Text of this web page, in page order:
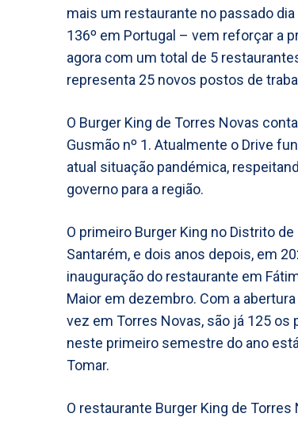
mais um restaurante no passado
136º em Portugal – vem reforçar a
agora com um total de 5
representa 25 novos postos de
O Burger King de Torres Novas
Gusmão nº 1. Atualmente o Drive
atual situação pandémica,
governo para a região.
O primeiro Burger King no Distrito
Santarém, e dois anos depois, em
inauguração do restaurante em
Maior em dezembro. Com a
vez em Torres Novas, são já 125 os
neste primeiro semestre do ano
Tomar.
O restaurante Burger King de